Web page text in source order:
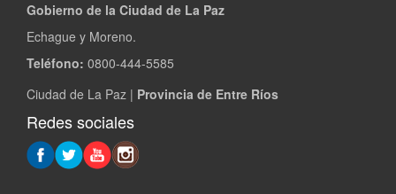
Gobierno de la Ciudad de La Paz
Echague y Moreno.
Teléfono: 0800-444-5585
Ciudad de La Paz | Provincia de Entre Ríos
Redes sociales